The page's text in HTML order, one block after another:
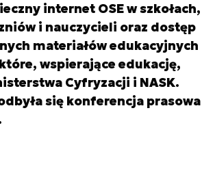
internet OSE w szkołach,
i nauczycieli oraz dostęp
materiałów edukacyjnych
wspierające edukację,
Cyfryzacji i NASK.
się konferencja prasowa